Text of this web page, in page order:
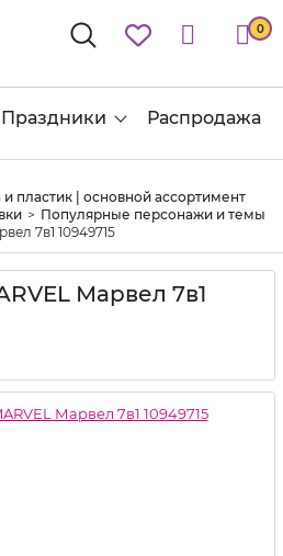
0
Праздники Распродажа
пластик | основной ассортимент
Популярные персонажи и темы
7в1 10949715
Марвел 7в1